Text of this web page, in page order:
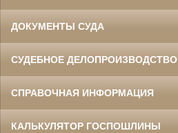
ДОКУМЕНТЫ СУДА
СУДЕБНОЕ ДЕЛОПРОИЗВОДСТВО
СПРАВОЧНАЯ ИНФОРМАЦИЯ
КАЛЬКУЛЯТОР ГОСПОШЛИНЫ